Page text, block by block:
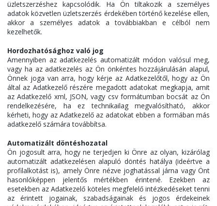
üzletszerzéshez kapcsolódik. Ha Ön tiltakozik a személyes
adatok közvetlen üzletszerzés érdekében történő kezelése ellen,
akkor a személyes adatok a továbbiakban e célból nem
kezelhetők.
Hordozhatósághoz való jog
Amennyiben az adatkezelés automatizált módon valósul meg,
vagy ha az adatkezelés az Ön önkéntes hozzájárulásán alapul,
Önnek joga van arra, hogy kérje az Adatkezelőtől, hogy az Ön
által az Adatkezelő részére megadott adatokat megkapja, amit
az Adatkezelő xml, JSON, vagy csv formátumban bocsát az Ön
rendelkezésére, ha ez technikailag megvalósítható, akkor
kérheti, hogy az Adatkezelő az adatokat ebben a formában más
adatkezelő számára továbbítsa.
Automatizált döntéshozatal
Ön jogosult arra, hogy ne terjedjen ki Önre az olyan, kizárólag
automatizált adatkezelésen alapuló döntés hatálya (ideértve a
profilalkotást is), amely Önre nézve joghatással járna vagy Önt
hasonlóképpen jelentős mértékben érintené. Ezekben az
esetekben az Adatkezelő köteles megfelelő intézkedéseket tenni
az érintett jogainak, szabadságainak és jogos érdekeinek